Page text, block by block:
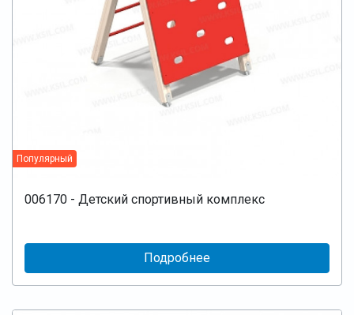
Популярный
006170 - Детский спортивный комплекс
Подробнее